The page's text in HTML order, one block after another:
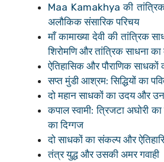
Maa Kamakhya की
अलौकिक संसारिक परिचय
माँ कामाख्या देवी की तांत्रिक
शिरोमणि और तांत्रिक साधना
ऐतिहासिक और पौराणिक साधकों
सप्त मुंडी आश्रम: सिद्धियों का
दो महान साधकों का उदय और
कपाल स्वामी: त्रिजटा अघोरी
का दिग्गज
दो साधकों का संकल्प और
तंत्र युद्ध और उसकी अमर गवाही